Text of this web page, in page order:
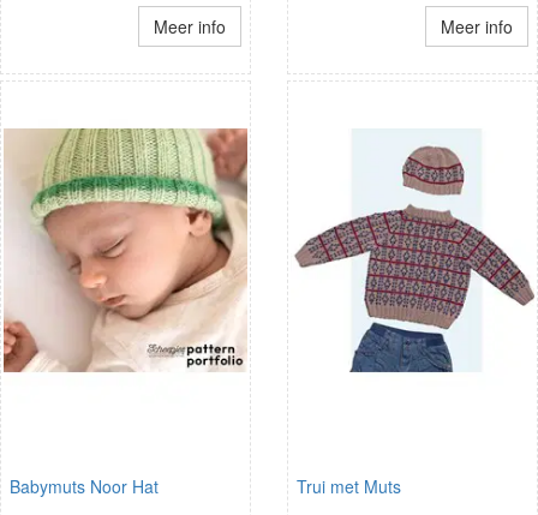
Meer info Meer info
Babymuts Noor Hat Trui met Muts